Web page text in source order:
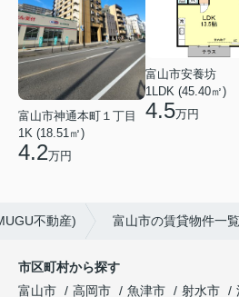
富山市神通本町１丁目
1K (18.51㎡)
4.2万円
富山市安養坊
1LDK (45.40㎡)
4.5万円
不動産) 富山市の賃貸物件一覧
市区町村から探す
富山市
高岡市 魚津市 射水市